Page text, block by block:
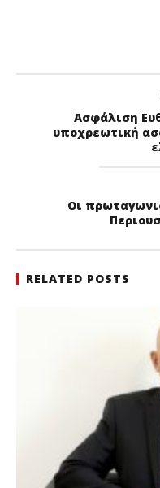
Ασφάλιση
υποχρεωτική
Οι
RELATED POSTS